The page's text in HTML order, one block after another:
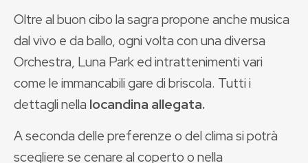
Oltre al buon cibo la sagra propone anche musica
dal vivo e da ballo, ogni volta con una diversa
Orchestra, Luna Park ed intrattenimenti vari
come le immancabili gare di briscola. Tutti i
dettagli nella locandina allegata.
A seconda delle preferenze o del clima si potrà
scegliere se cenare al coperto o nella